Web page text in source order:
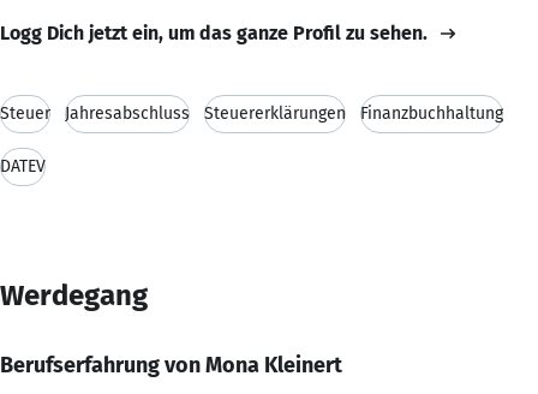
Logg Dich jetzt ein, um das ganze Profil zu sehen.
Steuer Jahresabschluss Steuererklärungen Finanzbuchhaltung
DATEV
Werdegang
Berufserfahrung von Mona Kleinert